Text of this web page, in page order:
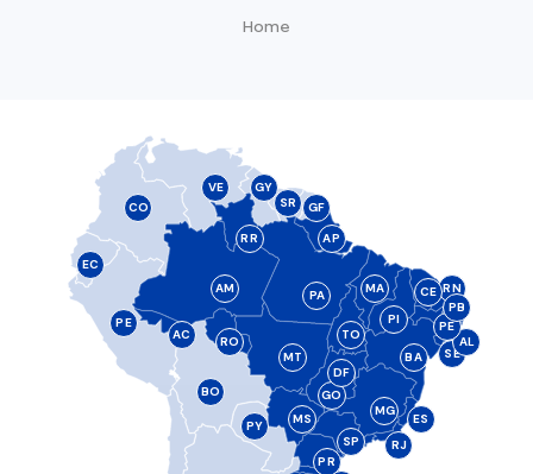
Home
PR
SP
MS MG
ES
RJ
GO
DF
MT BA
RO
AC
TO
SE
AL
PE
RN
PB
CE
PI
MA
PA
AM
AP
RR
BO
PY
PE
EC
CO
VE
GY
SR
GF